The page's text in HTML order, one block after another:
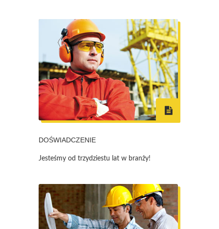
DOŚWIADCZENIE
Jesteśmy od trzydziestu lat w branży!